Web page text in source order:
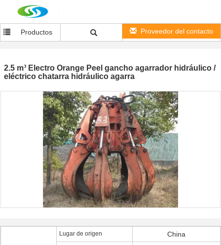
Productos Proveedor del contacto
2.5 m³ Electro Orange Peel gancho agarrador hidráulico /
eléctrico chatarra hidráulico agarra
Lugar de origen China